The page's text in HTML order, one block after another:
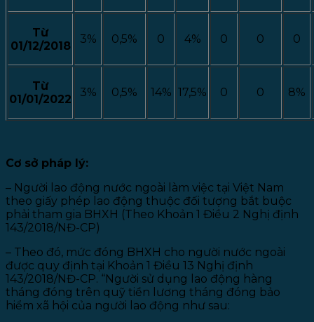
Từ
01/12/2018
3% 0,5% 0 4% 0 0 0
Từ
01/01/2022
3% 0,5% 14% 17,5% 0 0 8%
Cơ sở pháp lý:
– Người lao động nước ngoài làm việc tại Việt Nam
theo giấy phép lao động thuộc đối tượng bắt buộc
phải tham gia BHXH (Theo Khoản 1 Điều 2 Nghị định
143/2018/NĐ-CP)
– Theo đó, mức đóng BHXH cho người nước ngoài
được quy định tại Khoản 1 Điều 13 Nghị định
143/2018/NĐ-CP. “Người sử dụng lao động hàng
tháng đóng trên quỹ tiền lương tháng đóng bảo
hiểm xã hội của người lao động như sau: